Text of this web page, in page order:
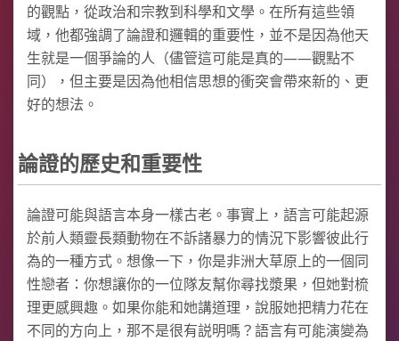
的觀點，從政治和宗教到科學和文學。在所有這些領
域，他都強調了論證和邏輯的重要性，並不是因為他天
生就是一個爭論的人（儘管這可能是真的——觀點不
同），但主要是因為他相信思想的衝突會帶來新的、更
好的想法。
論證的歷史和重要性
論證可能與語言本身一樣古老。事實上，語言可能起源
於前人類靈長類動物在不訴諸暴力的情況下影響彼此行
為的一種方式。想像一下，你是非洲大草原上的一個同
性戀者：你想讓你的一位隊友幫你尋找漿果，但她對梳
理更感興趣。如果你能和她講道理，說服她把精力花在
不同的方向上，那不是很有説明嗎？語言有可能演變為